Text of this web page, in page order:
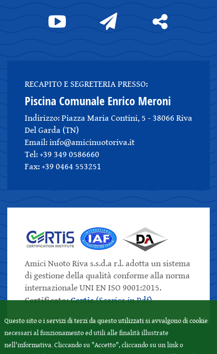
RECAPITO E SEGRETERIA PRESSO:
Piscina Comunale Enrico Meroni
Indirizzo: Piazza Maria Contini, 5 - 38066 Riva
Del Garda (TN)
Email: info@amicinuotoriva.it
Tel: +39 349 0586660
Fax: +39 0464 553251
Amici Nuoto Riva s.s.d.a r.l. adotta un sistema
di gestione della qualità conforme alla norma
internazionale UNI EN ISO 9001:2015.
Certificato:Certis(Scarica in Pdf)
Questo sito o i servizi di terzi da questo utilizzati si avvalgono di cookie
necessari al funzionamento ed utili alle finalità illustrate
nell'informativa. Cliccando su "Accetto", cliccando su un link o